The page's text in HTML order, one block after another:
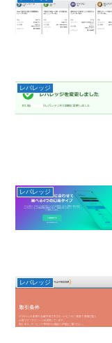
レバレッジ
レバレッジ
レバレッジ